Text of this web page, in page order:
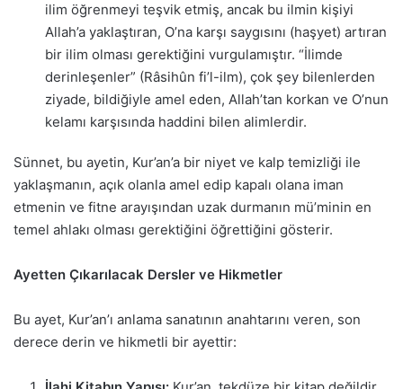
ilim öğrenmeyi teşvik etmiş, ancak bu ilmin kişiyi
Allah’a yaklaştıran, O’na karşı saygısını (haşyet) artıran
bir ilim olması gerektiğini vurgulamıştır. “İlimde
derinleşenler” (Râsihûn fi’l-ilm), çok şey bilenlerden
ziyade, bildiğiyle amel eden, Allah’tan korkan ve O’nun
kelamı karşısında haddini bilen alimlerdir.
Sünnet, bu ayetin, Kur’an’a bir niyet ve kalp temizliği ile
yaklaşmanın, açık olanla amel edip kapalı olana iman
etmenin ve fitne arayışından uzak durmanın mü’minin en
temel ahlakı olması gerektiğini öğrettiğini gösterir.
Ayetten Çıkarılacak Dersler ve Hikmetler
Bu ayet, Kur’an’ı anlama sanatının anahtarını veren, son
derece derin ve hikmetli bir ayettir: